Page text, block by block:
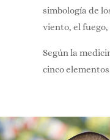
simbología de
viento, el
Según la
cinco